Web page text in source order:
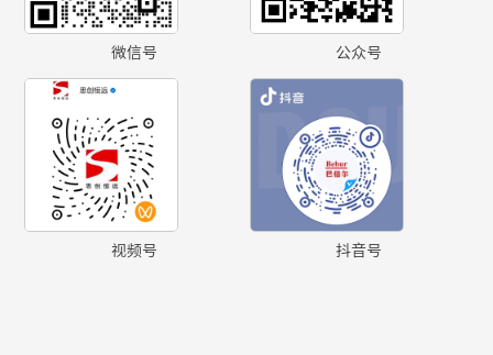
微信号 公众号
视频号 抖音号